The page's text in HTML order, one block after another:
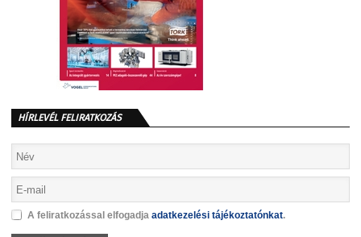
HÍRLEVÉL FELIRATKOZÁS
A feliratkozással elfogadja adatkezelési tájékoztatónkat.